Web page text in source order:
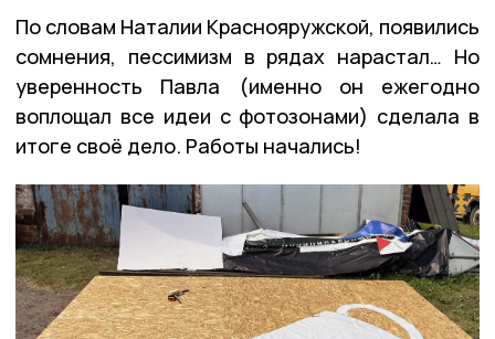
По словам Наталии Краснояружской, появились
сомнения, пессимизм в рядах нарастал… Но
уверенность Павла (именно он ежегодно
воплощал все идеи с фотозонами) сделала в
итоге своё дело. Работы начались!